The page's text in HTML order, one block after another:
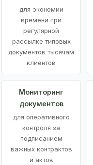
для экономии
времени при
регулярной
рассылке типовых
документов тысячам
клиентов
Мониторинг
документов
для оперативного
контроля за
подписанием
важных контрактов
и актов